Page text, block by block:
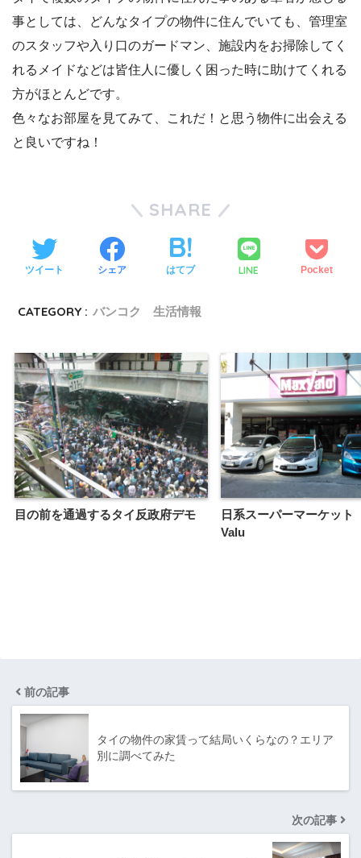
事としては、どんなタイプの物件に住んでいても、管理室
のスタッフや入り口のガードマン、施設内をお掃除してく
れるメイドなどは皆住人に優しく困った時に助けてくれる
方がほとんどです。
色々なお部屋を見てみて、これだ！と思う物件に出会える
と良いですね！
SHARE
ツイート シェア はてブ LINE Pocket
CATEGORY : バンコク 生活情報
目の前を通過するタイ反政府デモ
日系スーパーマーケッ
Valu
前の記事
タイの物件の家賃って結局いくらなの？エリア
別に調べてみた
次の記事